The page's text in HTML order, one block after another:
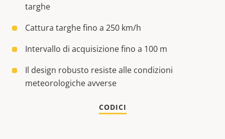
targhe
Cattura targhe fino a 250 km/h
Intervallo di acquisizione fino a 100 m
Il design robusto resiste alle condizioni
meteorologiche avverse
CODICI